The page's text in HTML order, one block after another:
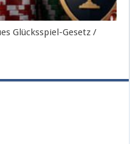
Glücksspiel-Gesetz /